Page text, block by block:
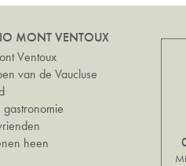
MONT VENTOUX
Ventoux
van de Vaucluse
gastronomie
heen